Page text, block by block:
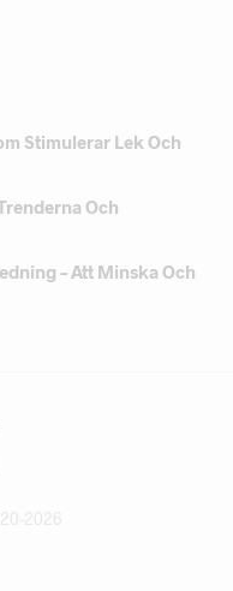
Stimulerar Lek Och
Och
– Att Minska Och